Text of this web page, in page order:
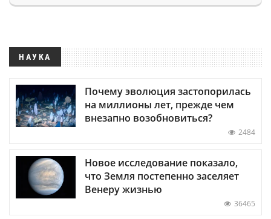
НАУКА
Почему эволюция застопорилась
на миллионы лет, прежде чем
внезапно возобновиться?
2484
Новое исследование показало,
что Земля постепенно заселяет
Венеру жизнью
36465